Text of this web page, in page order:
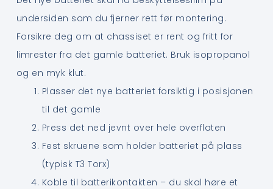
undersiden som du fjerner rett før montering.
Forsikre deg om at chassiset er rent og fritt for
limrester fra det gamle batteriet. Bruk isopropanol
og en myk klut.
Plasser det nye batteriet forsiktig i posisjonen
til det gamle
Press det ned jevnt over hele overflaten
Fest skruene som holder batteriet på plass
(typisk T3 Torx)
Koble til batterikontakten – du skal høre et